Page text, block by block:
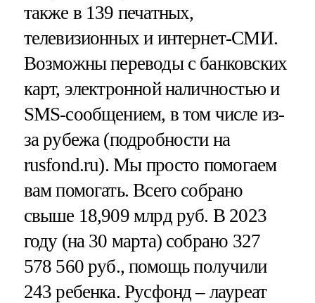
также в 139 печатных,
телевизионных и интернет-СМИ.
Возможны переводы с банковских
карт, электронной наличностью и
SMS-сообщением, в том числе из-
за рубежа (подробности на
rusfond.ru). Мы просто помогаем
вам помогать. Всего собрано
свыше 18,909 млрд руб. В 2023
году (на 30 марта) собрано 327
578 560 руб., помощь получили
243 ребенка. Русфонд – лауреат